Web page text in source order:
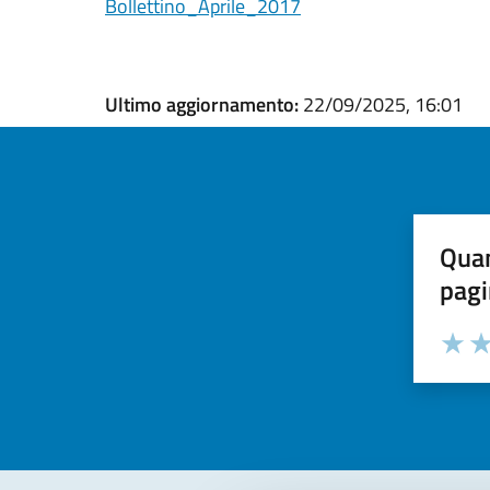
Bollettino_Aprile_2017
Ultimo aggiornamento:22/09/2025, 16:01
Valuta